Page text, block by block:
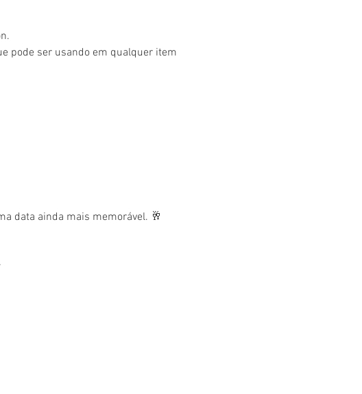
pode ser usando em qualquer item
data ainda mais memorável. 🥂